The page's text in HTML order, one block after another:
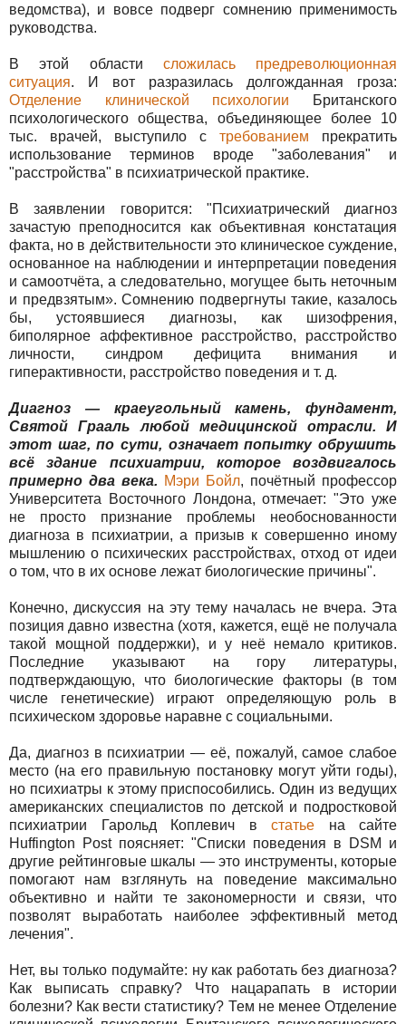
ведомства), и вовсе подверг сомнению применимость
руководства.
В этой области сложилась предреволюционная
ситуация. И вот разразилась долгожданная гроза:
Отделение клинической психологии Британского
психологического общества, объединяющее более 10
тыс. врачей, выступило с требованием прекратить
использование терминов вроде "заболевания" и
"расстройства" в психиатрической практике.
В заявлении говорится: "Психиатрический диагноз
зачастую преподносится как объективная констатация
факта, но в действительности это клиническое суждение,
основанное на наблюдении и интерпретации поведения
и самоотчёта, а следовательно, могущее быть неточным
и предвзятым». Сомнению подвергнуты такие, казалось
бы, устоявшиеся диагнозы, как шизофрения,
биполярное аффективное расстройство, расстройство
личности, синдром дефицита внимания и
гиперактивности, расстройство поведения и т. д.
Диагноз — краеугольный камень, фундамент,
Святой Грааль любой медицинской отрасли. И
этот шаг, по сути, означает попытку обрушить
всё здание психиатрии, которое воздвигалось
примерно два века. Мэри Бойл, почётный профессор
Университета Восточного Лондона, отмечает: "Это уже
не просто признание проблемы необоснованности
диагноза в психиатрии, а призыв к совершенно иному
мышлению о психических расстройствах, отход от идеи
о том, что в их основе лежат биологические причины".
Конечно, дискуссия на эту тему началась не вчера. Эта
позиция давно известна (хотя, кажется, ещё не получала
такой мощной поддержки), и у неё немало критиков.
Последние указывают на гору литературы,
подтверждающую, что биологические факторы (в том
числе генетические) играют определяющую роль в
психическом здоровье наравне с социальными.
Да, диагноз в психиатрии — её, пожалуй, самое слабое
место (на его правильную постановку могут уйти годы),
но психиатры к этому приспособились. Один из ведущих
американских специалистов по детской и подростковой
психиатрии Гарольд Коплевич в статье на сайте
Huffington Post поясняет: "Списки поведения в DSM и
другие рейтинговые шкалы — это инструменты, которые
помогают нам взглянуть на поведение максимально
объективно и найти те закономерности и связи, что
позволят выработать наиболее эффективный метод
лечения".
Нет, вы только подумайте: ну как работать без диагноза?
Как выписать справку? Что нацарапать в истории
болезни? Как вести статистику? Тем не менее Отделение